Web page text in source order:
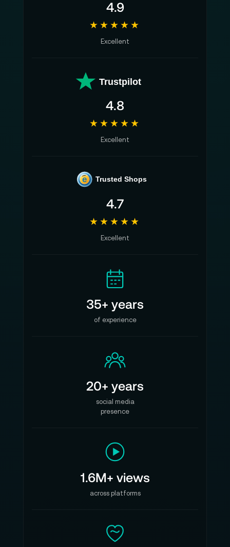
4.9
★★★★★
Excellent
Trustpilot
4.8
★★★★★
Excellent
e Trusted Shops
4.7
★★★★★
Excellent
35+ years
of experience
20+ years
social media
presence
1.6M+ views
across platforms